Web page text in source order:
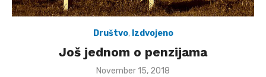
Društvo, Izdvojeno
Još jednom o penzijama
Posted
November 15, 2018